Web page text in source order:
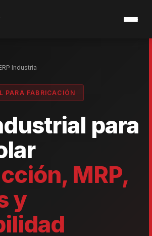
Industria
PARA FABRICACIÓN
para
MRP,
y